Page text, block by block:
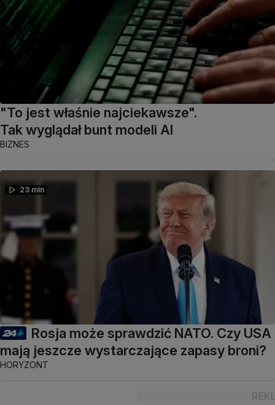
"To jest właśnie najciekawsze".
Tak wyglądał bunt modeli AI
BIZNES
23 min
Rosja może sprawdzić NATO. Czy USA
mają jeszcze wystarczające zapasy broni?
HORYZONT